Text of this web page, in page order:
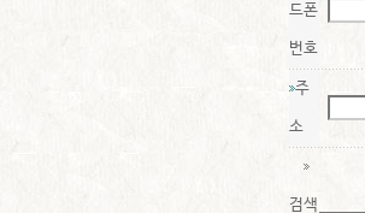
드폰
번호
주
소
검색